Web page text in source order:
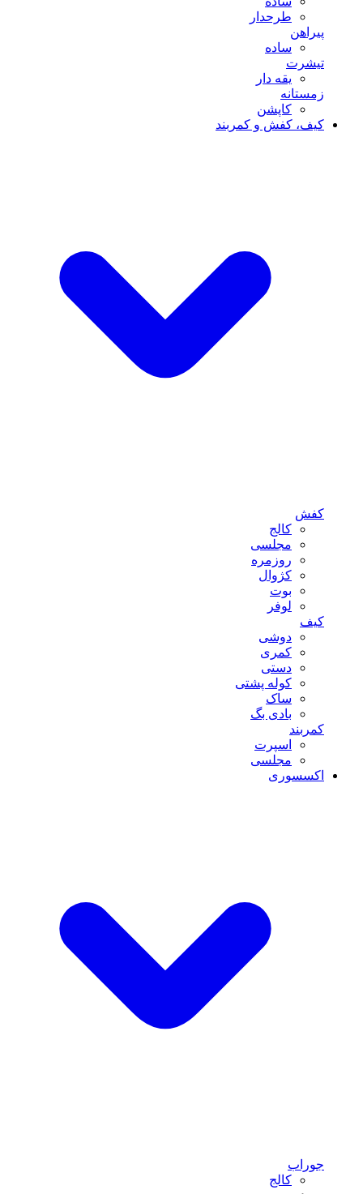
طرحدار
پیراهن
ساده
تیشرت
یقه دار
زمستانه
کاپشن
کیف، کفش و کمربند
کفش
کالج
مجلسی
روزمره
کژوال
بوت
لوفر
کیف
دوشی
کمری
دستی
کوله پشتی
ساک
بادی بگ
کمربند
اسپرت
مجلسی
اکسسوری
جوراب
کالج